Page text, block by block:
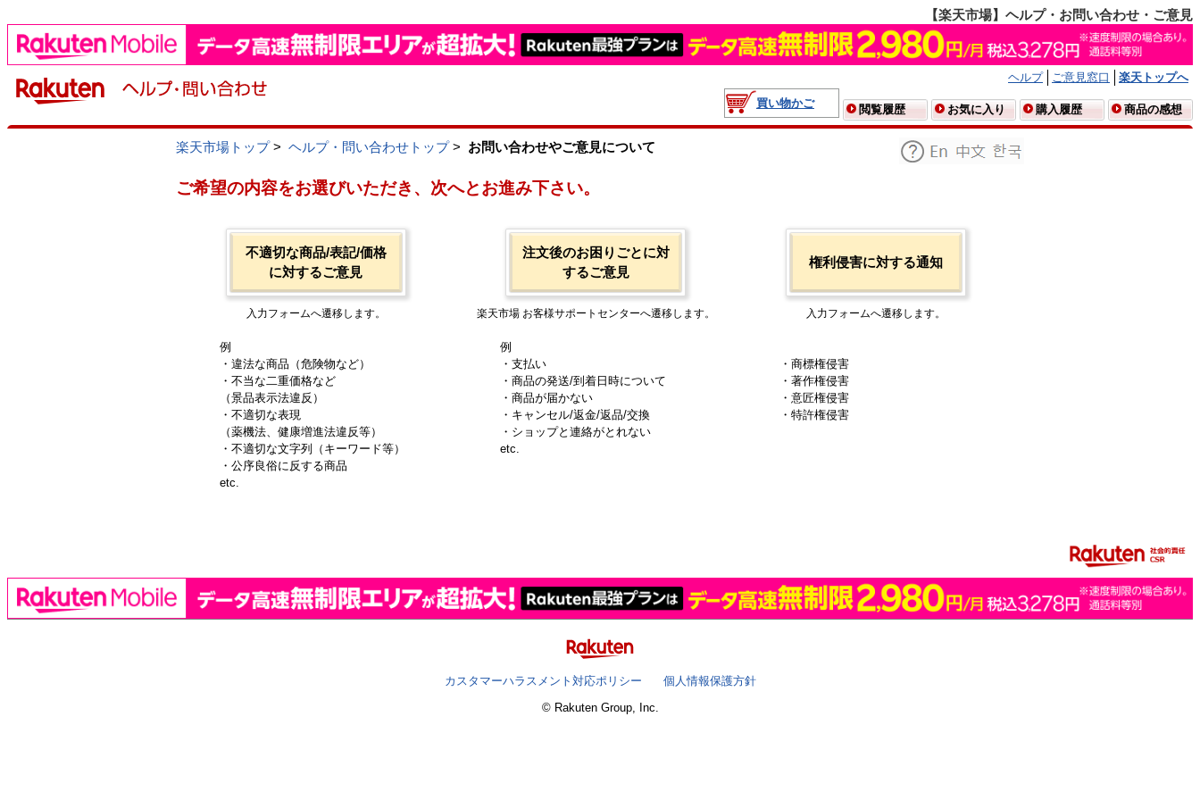
【楽天市場】ヘルプ・お問い合わせ・ご意見
ヘルプ ご意見窓口
楽天トップへ
買い物かご
閲覧履歴 お気に入り 購入履歴 商品の感想
楽天市場トップ> ヘルプ・問い合わせトップ> お問い合わせやご意見について
ご希望の内容をお選びいただき、次へとお進み下さい。
不適切な商品/表記/価格
に対するご意見
入力フォームへ遷移します。
例
・違法な商品（危険物など）
・不当な二重価格など
（景品表示法違反）
・不適切な表現
（薬機法、健康増進法違反等）
・不適切な文字列（キーワード等）
・公序良俗に反する商品
etc.
注文後のお困りごとに対
するご意見
楽天市場 お客様サポートセンターへ遷移します。
例
・支払い
・商品の発送/到着日時について
・商品が届かない
・キャンセル/返金/返品/交換
・ショップと連絡がとれない
etc.
権利侵害に対する通知
入力フォームへ遷移します。
・商標権侵害
・著作権侵害
・意匠権侵害
・特許権侵害
カスタマーハラスメント対応ポリシー
個人情報保護方針
© Rakuten Group, Inc.